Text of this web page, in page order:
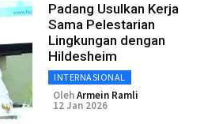
Padang Usulkan Kerja
Sama Pelestarian
Lingkungan dengan
Hildesheim
INTERNASIONAL
OlehArmein Ramli
12 Jan 2026